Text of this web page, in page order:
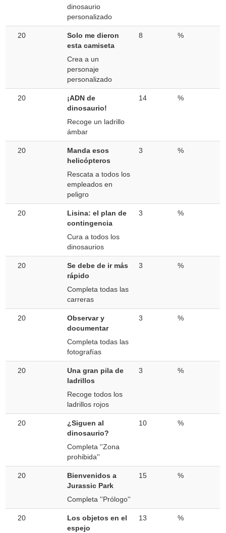
dinosaurio
personalizado
20
Solo me dieron
esta camiseta
Crea a un
personaje
personalizado
8 %
20
¡ADN de
dinosaurio!
Recoge un ladrillo
ámbar
14 %
20
Manda esos
helicópteros
Rescata a todos los
empleados en
peligro
3 %
20
Lisina: el plan de
contingencia
Cura a todos los
dinosaurios
3 %
20
Se debe de ir más
rápido
Completa todas las
carreras
3 %
20
Observar y
documentar
Completa todas las
fotografías
3 %
20
Una gran pila de
ladrillos
Recoge todos los
ladrillos rojos
3 %
20
¿Siguen al
dinosaurio?
Completa ''Zona
prohibida''
10 %
20
Bienvenidos a
Jurassic Park
Completa ''Prólogo''
15 %
20
Los objetos en el
espejo
13 %